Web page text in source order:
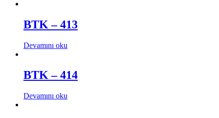
BTK – 413
Devamını oku
BTK – 414
Devamını oku